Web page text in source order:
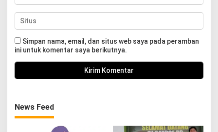
Simpan nama, email, dan situs web saya pada peramban
ini untuk komentar saya berikutnya.
News Feed